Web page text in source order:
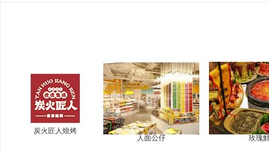
炭火匠人燒烤
人面公仔
玫瑰